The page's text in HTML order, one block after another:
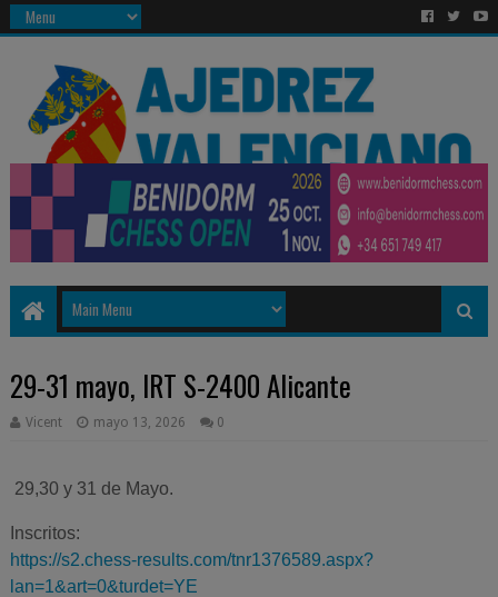
29-31 mayo, IRT S-2400 Alicante
Vicent mayo 13, 2026 0
29,30 y 31 de Mayo.
Inscritos:
https://s2.chess-results.com/tnr1376589.aspx?
lan=1&art=0&turdet=YE